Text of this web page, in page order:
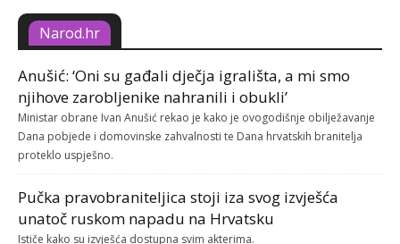
Narod.hr
Anušić: ‘Oni su gađali dječja igrališta, a mi smo
njihove zarobljenike nahranili i obukli’
Ministar obrane Ivan Anušić rekao je kako je ovogodišnje obilježavanje
Dana pobjede i domovinske zahvalnosti te Dana hrvatskih branitelja
proteklo uspješno.
Pučka pravobraniteljica stoji iza svog izvješća
unatoč ruskom napadu na Hrvatsku
Ističe kako su izvješća dostupna svim akterima.